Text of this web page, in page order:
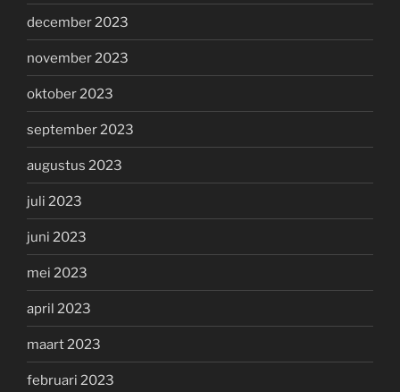
december 2023
november 2023
oktober 2023
september 2023
augustus 2023
juli 2023
juni 2023
mei 2023
april 2023
maart 2023
februari 2023